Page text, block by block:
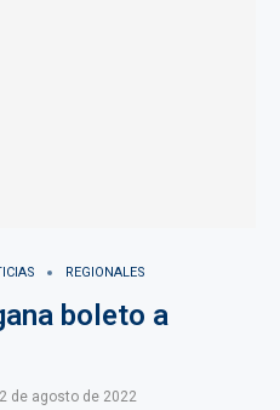
REGIONALES
boleto a
de agosto de 2022